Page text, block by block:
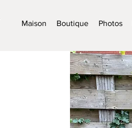
Maison Boutique Photos